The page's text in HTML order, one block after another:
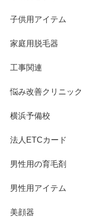
子供用アイテム
家庭用脱毛器
工事関連
悩み改善クリニック
横浜予備校
法人ETCカード
男性用の育毛剤
男性用アイテム
美顔器